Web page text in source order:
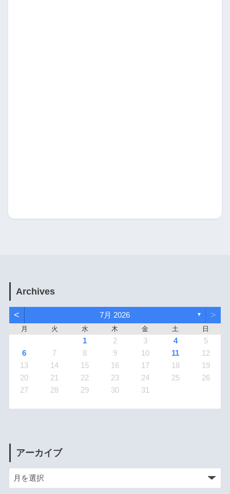
Archives
< 7月 2026 ▼ >
月 火 水 木 金 土 日
1 2 3 4
5
6
7 8 9 10 11
12
13
14 15 16 17 18
19
20
21 22 23 24 25
26
27
28 29 30 31
アーカイブ